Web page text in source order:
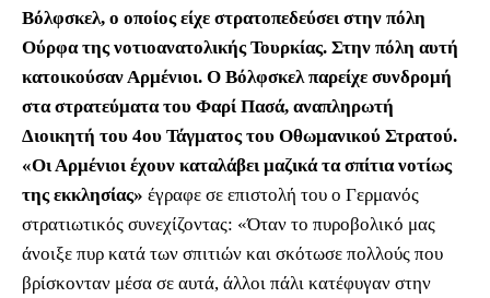
Βόλφσκελ, ο οποίος είχε στρατοπεδεύσει στην πόλη
Ούρφα της νοτιοανατολικής Τουρκίας. Στην πόλη αυτή
κατοικούσαν Αρμένιοι. Ο Βόλφσκελ παρείχε συνδρομή
στα στρατεύματα του Φαρί Πασά, αναπληρωτή
Διοικητή του 4ου Τάγματος του Οθωμανικού Στρατού.
«Οι Αρμένιοι έχουν καταλάβει μαζικά τα σπίτια νοτίως
της εκκλησίας» έγραφε σε επιστολή του ο Γερμανός
στρατιωτικός συνεχίζοντας: «Όταν το πυροβολικό μας
άνοιξε πυρ κατά των σπιτιών και σκότωσε πολλούς που
βρίσκονταν μέσα σε αυτά, άλλοι πάλι κατέφυγαν στην